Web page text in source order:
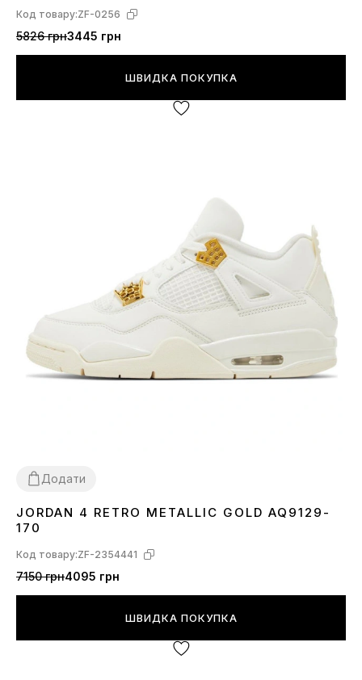
Код товару:ZF-0256
5826 грн3445 грн
ШВИДКА ПОКУПКА
Додати
41424344 45
JORDAN 4 RETRO METALLIC GOLD AQ9129-
170
Код товару:ZF-2354441
7150 грн4095 грн
ШВИДКА ПОКУПКА